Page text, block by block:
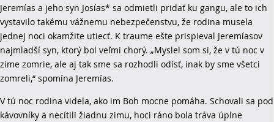
Jeremías a jeho syn Josías* sa odmietli pridať ku gangu, ale to ich
vystavilo takému vážnemu nebezpečenstvu, že rodina musela
jednej noci okamžite utiecť. K traume ešte prispieval Jeremíasov
najmladší syn, ktorý bol veľmi chorý. „Myslel som si, že v tú noc v
zime zomrie, ale aj tak sme sa rozhodli odísť, inak by sme všetci
zomreli,“ spomína Jeremías.
V tú noc rodina videla, ako im Boh mocne pomáha. Schovali sa pod
kávovníky a necítili žiadnu zimu, hoci ráno bola tráva úplne